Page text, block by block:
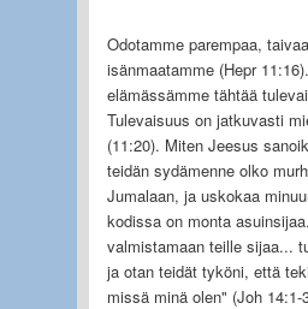
Odotamme parempaa,
isänmaatamme (Hepr
elämässämme tähtää
Tulevaisuus on jatkuvasti
(11:20). Miten Jeesus
teidän sydämenne olko
Jumalaan, ja uskokaa
kodissa on monta
valmistamaan teille sijaa...
ja otan teidät tyköni, että
missä minä olen" (Joh 14:1-